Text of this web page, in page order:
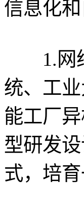
信息化
1.网络
统、工
能工厂
型研发
式，培